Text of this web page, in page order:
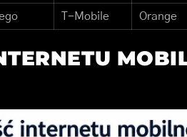
T-Mobile Orange